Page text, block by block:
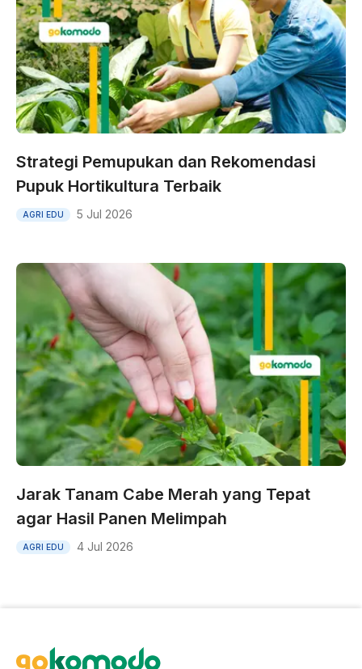
Strategi Pemupukan dan Rekomendasi
Pupuk Hortikultura Terbaik
AGRI EDU 5 Jul 2026
Jarak Tanam Cabe Merah yang Tepat
agar Hasil Panen Melimpah
AGRI EDU 4 Jul 2026